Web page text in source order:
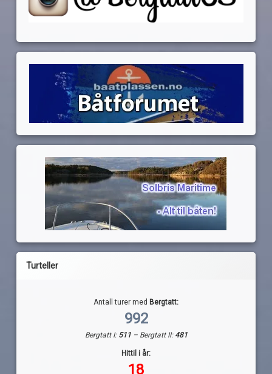
Turteller
Antall turer med Bergtatt:
992
Bergtatt I: 511 – Bergtatt II:481
Hittil i år:
18